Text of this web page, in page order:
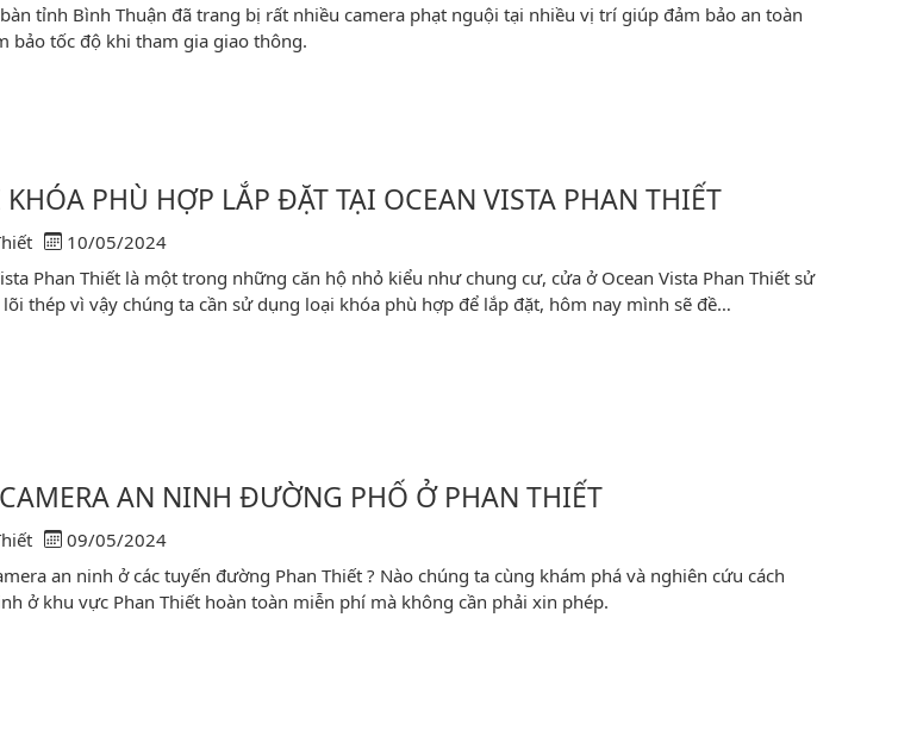
tỉnh Bình Thuận đã trang bị rất nhiều camera phạt nguội tại nhiều vị trí giúp đảm bảo an toàn
bảo tốc độ khi tham gia giao thông.
PHÙ HỢP LẮP ĐẶT TẠI OCEAN VISTA PHAN THIẾT
10/05/2024
Phan Thiết là một trong những căn hộ nhỏ kiểu như chung cư, cửa ở Ocean Vista Phan Thiết sử
thép vì vậy chúng ta cần sử dụng loại khóa phù hợp để lắp đặt, hôm nay mình sẽ đề…
AN NINH ĐƯỜNG PHỐ Ở PHAN THIẾT
09/05/2024
an ninh ở các tuyến đường Phan Thiết ? Nào chúng ta cùng khám phá và nghiên cứu cách
ở khu vực Phan Thiết hoàn toàn miễn phí mà không cần phải xin phép.